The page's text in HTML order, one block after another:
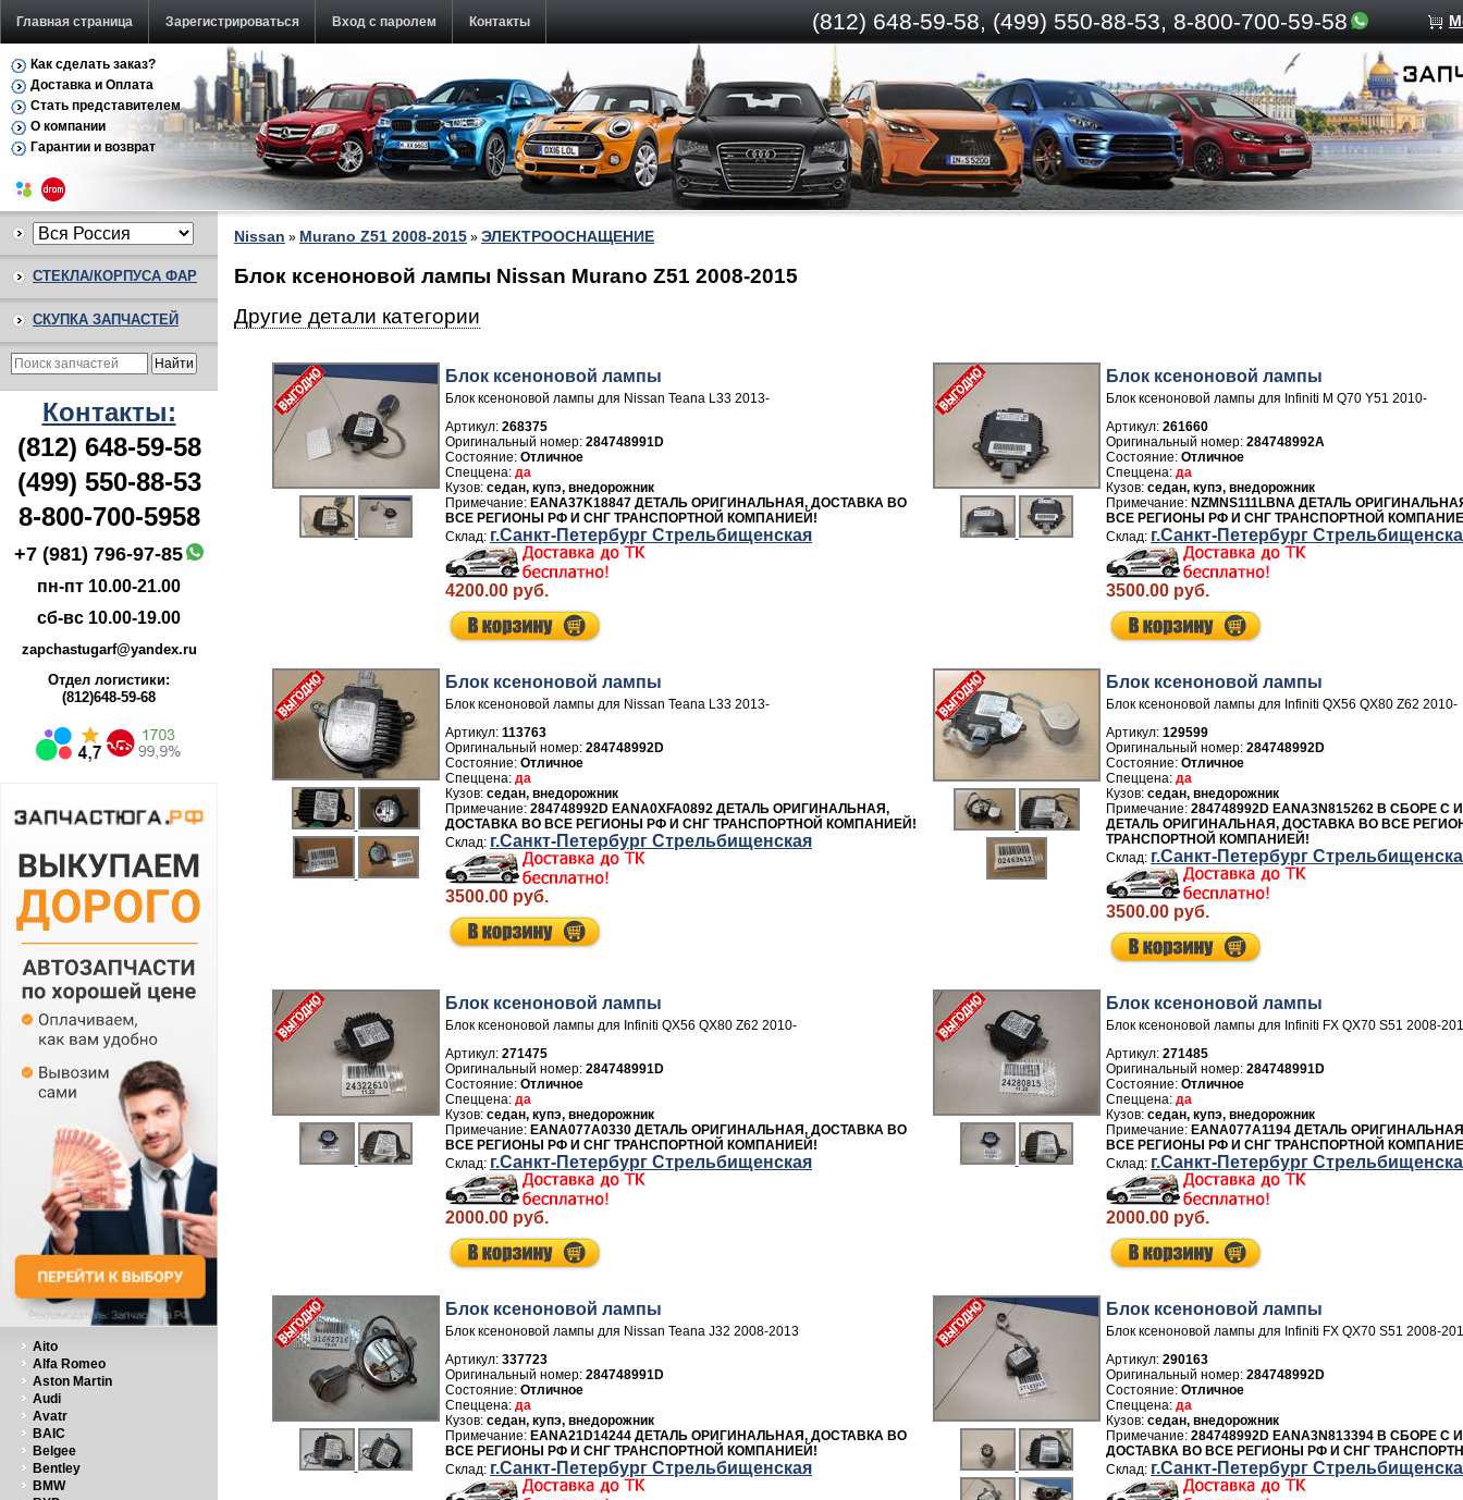
Главная страница Зарегистрироваться Вход с паролем Контакты (812) 648-59-58, (499) 550-88-53, 8-800-700-59-58
Как сделать заказ?
Доставка и Оплата
Стать представителем
О компании
Гарантии и возврат
СТЕКЛА/КОРПУСА ФАР
СКУПКА ЗАПЧАСТЕЙ
Контакты:
(812) 648-59-58
(499) 550-88-53
8-800-700-5958
+7 (981) 796-97-85
пн-пт 10.00-21.00
сб-вс 10.00-19.00
zapchastugarf@yandex.ru
Отдел логистики:
(812)648-59-68
Aito
Alfa Romeo
Aston Martin
Audi
Avatr
BAIC
Belgee
Bentley
BMW
Nissan » Murano Z51 2008-2015 » ЭЛЕКТРООСНАЩЕНИЕ
Блок ксеноновой лампы Nissan Murano Z51 2008-2015
Другие детали категории
Блок ксеноновой лампы
Блок ксеноновой лампы для Nissan Teana L33 2013-
Артикул: 268375
284748991D
Отличное
да
седан, купэ, внедорожник
EANA37K18847 ДЕТАЛЬ ОРИГИНАЛЬНАЯ, ДОСТАВКА ВО
ВСЕ РЕГИОНЫ РФ И СНГ ТРАНСПОРТНОЙ КОМПАНИЕЙ!
г.Санкт-Петербург Стрельбищенская
4200.00 руб.
Блок ксеноновой лампы
Блок ксеноновой лампы для Infiniti M Q70 Y51 2010-
Артикул: 261660
284748992A
Отличное
да
седан, купэ, внедорожник
NZMNS111LBNA ДЕТАЛЬ
ВСЕ РЕГИОНЫ РФ И СНГ ТРАНСПОРТНОЙ
г.Санкт-Петербург
3500.00 руб.
Блок ксеноновой лампы
Блок ксеноновой лампы для Nissan Teana L33 2013-
Артикул: 113763
284748992D
Отличное
да
седан, внедорожник
284748992D EANA0XFA0892 ДЕТАЛЬ ОРИГИНАЛЬНАЯ,
ДОСТАВКА ВО ВСЕ РЕГИОНЫ РФ И СНГ ТРАНСПОРТНОЙ КОМПАНИЕЙ!
г.Санкт-Петербург Стрельбищенская
3500.00 руб.
Блок ксеноновой лампы
Блок ксеноновой лампы для Infiniti QX56 QX80 Z62 2010-
Артикул: 129599
284748992D
Отличное
да
седан, внедорожник
284748992D EANA3N815262 В СБОРЕ С
ДЕТАЛЬ ОРИГИНАЛЬНАЯ, ДОСТАВКА ВО ВСЕ
ТРАНСПОРТНОЙ КОМПАНИЕЙ!
г.Санкт-Петербург
3500.00 руб.
Блок ксеноновой лампы
Блок ксеноновой лампы для Infiniti QX56 QX80 Z62 2010-
Артикул: 271475
284748991D
Отличное
да
седан, купэ, внедорожник
EANA077A0330 ДЕТАЛЬ ОРИГИНАЛЬНАЯ, ДОСТАВКА ВО
ВСЕ РЕГИОНЫ РФ И СНГ ТРАНСПОРТНОЙ КОМПАНИЕЙ!
г.Санкт-Петербург Стрельбищенская
2000.00 руб.
Блок ксеноновой лампы
Блок ксеноновой лампы для Infiniti FX QX70 S51 2008-
Артикул: 271485
284748991D
Отличное
да
седан, купэ, внедорожник
EANA077A1194 ДЕТАЛЬ
ВСЕ РЕГИОНЫ РФ И СНГ ТРАНСПОРТНОЙ
г.Санкт-Петербург
2000.00 руб.
Блок ксеноновой лампы
Блок ксеноновой лампы для Nissan Teana J32 2008-2013
Артикул: 337723
284748991D
Отличное
да
седан, купэ, внедорожник
EANA21D14244 ДЕТАЛЬ ОРИГИНАЛЬНАЯ, ДОСТАВКА ВО
ВСЕ РЕГИОНЫ РФ И СНГ ТРАНСПОРТНОЙ КОМПАНИЕЙ!
г.Санкт-Петербург Стрельбищенская
Блок ксеноновой лампы
Блок ксеноновой лампы для Infiniti FX QX70 S51 2008-
Артикул: 290163
284748992D
Отличное
да
седан, внедорожник
284748992D EANA3N813394 В СБОРЕ С
ДОСТАВКА ВО ВСЕ РЕГИОНЫ РФ И СНГ
г.Санкт-Петербург